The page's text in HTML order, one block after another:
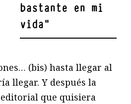
bastante en mi
vida"
(bis) hasta llegar al
llegar. Y después la
que quisiera